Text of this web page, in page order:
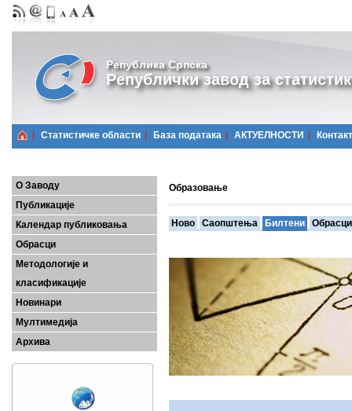
Република Српска
Републички завод за
Статистичке области Базa података АКТУЕЛНОСТИ Контакт
О Заводу
Публикације
Календар публиковања
Обрасци
Методологије и
класификације
Новинари
Мултимедија
Архива
Образовање
Ново Саопштења Билтени Обрасци